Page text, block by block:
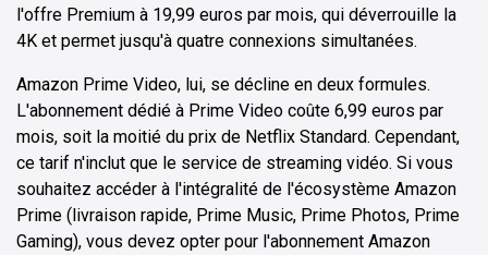
l'offre Premium à 19,99 euros par mois, qui déverrouille la
4K et permet jusqu'à quatre connexions simultanées.
Amazon Prime Video, lui, se décline en deux formules.
L'abonnement dédié à Prime Video coûte 6,99 euros par
mois, soit la moitié du prix de Netflix Standard. Cependant,
ce tarif n'inclut que le service de streaming vidéo. Si vous
souhaitez accéder à l'intégralité de l'écosystème Amazon
Prime (livraison rapide, Prime Music, Prime Photos, Prime
Gaming), vous devez opter pour l'abonnement Amazon